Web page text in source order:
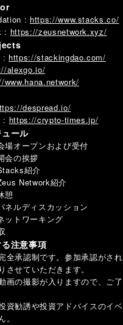
: https://www.stacks.co/
: https://zeusnetwork.xyz/
: https://stackingdao.com/
alexgo.io/
www.hana.network/
despread.io/
: https://crypto-times.jp/
ール
場オープンおよび受付
会の挨拶
紹介
Network紹介
憩
ネルディスカッション
ットワーキング
注意事項
全承認制です。参加承認がさ
させていただきます。
画の撮影が入りますので、ご
資勧誘や投資アドバイスのイ